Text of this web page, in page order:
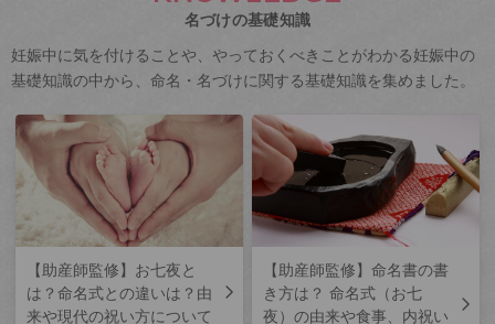
名づけの基礎知識
妊娠中に気を付けることや、やっておくべきことがわかる妊娠中の
基礎知識の中から、命名・名づけに関する基礎知識を集めました。
【助産師監修】お七夜と
は？命名式との違いは？由
来や現代の祝い方について
【助産師監修】命名書の書
き方は？ 命名式（お七
夜）の由来や食事、内祝い